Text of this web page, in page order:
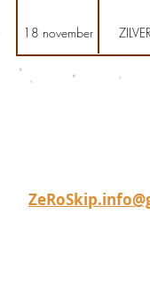
18 november